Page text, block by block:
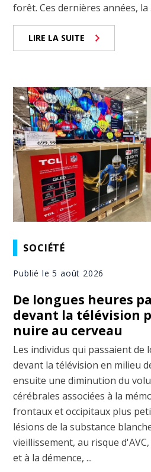
forêt. Ces dernières années, la
LIRE LA SUITE
SOCIÉTÉ
Publié le 5 août 2026
De longues heures
devant la télévision
nuire au cerveau
Les individus qui passaient de
devant la télévision en milieu
ensuite une diminution du
cérébrales associées à la
frontaux et occipitaux plus
lésions de la substance
vieillissement, au risque
et à la démence, ...